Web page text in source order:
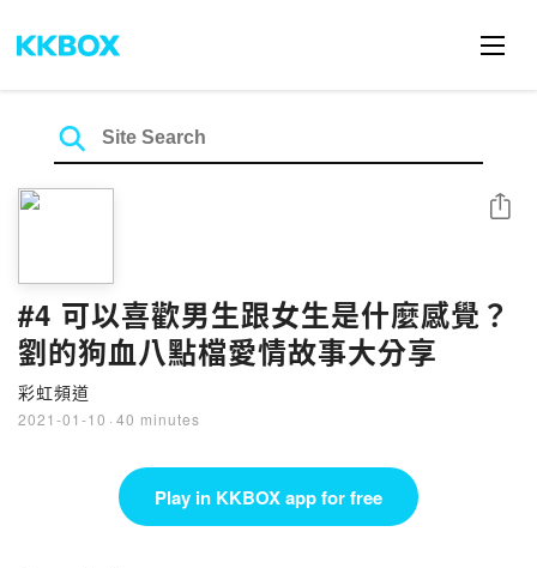
#4 可以喜歡男生跟女生是什麼感覺？
劉的狗血八點檔愛情故事大分享
彩虹頻道
2021-01-10 · 40 minutes
Share
Play in KKBOX app for free